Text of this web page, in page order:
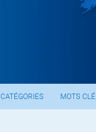
CATÉGORIES MOTS